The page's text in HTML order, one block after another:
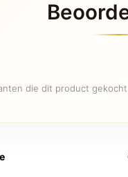
die dit product